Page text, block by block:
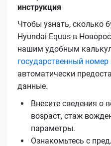
инструкция
Чтобы узнать, сколько
Hyundai Equus в
нашим удобным
государственный
автоматически
данные.
Внесите сведения о
возраст, стаж
параметры.
Ознакомьтесь с